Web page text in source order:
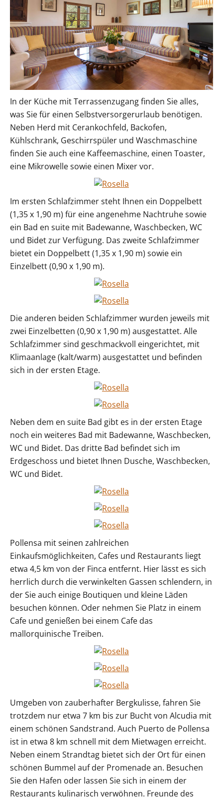
In der Küche mit Terrassenzugang finden Sie alles,
was Sie für einen Selbstversorgerurlaub benötigen.
Neben Herd mit Cerankochfeld, Backofen,
Kühlschrank, Geschirrspüler und Waschmaschine
finden Sie auch eine Kaffeemaschine, einen Toaster,
eine Mikrowelle sowie einen Mixer vor.
Im ersten Schlafzimmer steht Ihnen ein Doppelbett
(1,35 x 1,90 m) für eine angenehme Nachtruhe sowie
ein Bad en suite mit Badewanne, Waschbecken, WC
und Bidet zur Verfügung. Das zweite Schlafzimmer
bietet ein Doppelbett (1,35 x 1,90 m) sowie ein
Einzelbett (0,90 x 1,90 m).
Die anderen beiden Schlafzimmer wurden jeweils mit
zwei Einzelbetten (0,90 x 1,90 m) ausgestattet. Alle
Schlafzimmer sind geschmackvoll eingerichtet, mit
Klimaanlage (kalt/warm) ausgestattet und befinden
sich in der ersten Etage.
Neben dem en suite Bad gibt es in der ersten Etage
noch ein weiteres Bad mit Badewanne, Waschbecken,
WC und Bidet. Das dritte Bad befindet sich im
Erdgeschoss und bietet Ihnen Dusche, Waschbecken,
WC und Bidet.
Pollensa mit seinen zahlreichen
Einkaufsmöglichkeiten, Cafes und Restaurants liegt
etwa 4,5 km von der Finca entfernt. Hier lässt es sich
herrlich durch die verwinkelten Gassen schlendern, in
der Sie auch einige Boutiquen und kleine Läden
besuchen können. Oder nehmen Sie Platz in einem
Cafe und genießen bei einem Cafe das
mallorquinische Treiben.
Umgeben von zauberhafter Bergkulisse, fahren Sie
trotzdem nur etwa 7 km bis zur Bucht von Alcudia mit
einem schönen Sandstrand. Auch Puerto de Pollensa
ist in etwa 8 km schnell mit dem Mietwagen erreicht.
Neben einem Strandtag bietet sich der Ort für einen
schönen Bummel auf der Promenade an. Besuchen
Sie den Hafen oder lassen Sie sich in einem der
Restaurants kulinarisch verwöhnen. Freunde des